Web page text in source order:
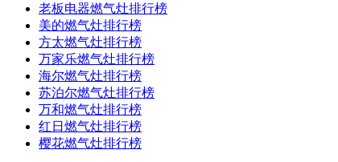
老板电器燃气灶排行榜
美的燃气灶排行榜
方太燃气灶排行榜
万家乐燃气灶排行榜
海尔燃气灶排行榜
苏泊尔燃气灶排行榜
万和燃气灶排行榜
红日燃气灶排行榜
樱花燃气灶排行榜